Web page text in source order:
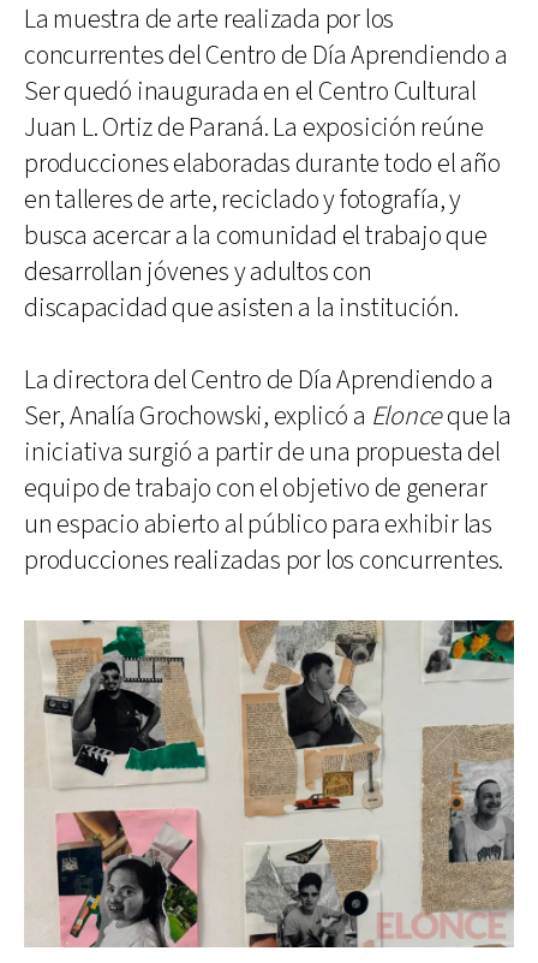
La muestra de arte realizada por los
concurrentes del Centro de Día Aprendiendo a
Ser quedó inaugurada en el Centro Cultural
Juan L. Ortiz de Paraná. La exposición reúne
producciones elaboradas durante todo el año
en talleres de arte, reciclado y fotografía, y
busca acercar a la comunidad el trabajo que
desarrollan jóvenes y adultos con
discapacidad que asisten a la institución.
La directora del Centro de Día Aprendiendo a
Ser, Analía Grochowski, explicó a Elonceque la
iniciativa surgió a partir de una propuesta del
equipo de trabajo con el objetivo de generar
un espacio abierto al público para exhibir las
producciones realizadas por los concurrentes.